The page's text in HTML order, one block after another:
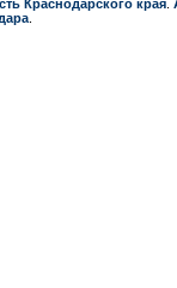
Краснодарcкого края